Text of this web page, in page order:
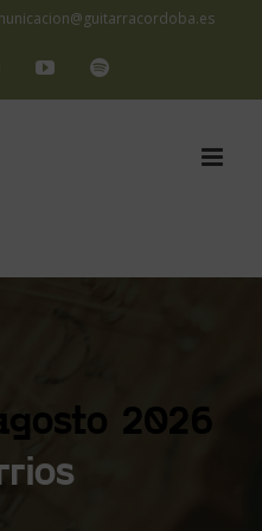
InstagramYouTubeSpotify
2026